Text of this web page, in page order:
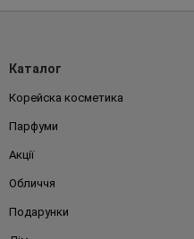
Каталог
Корейска косметика
Парфуми
Акції
Обличчя
Подарунки